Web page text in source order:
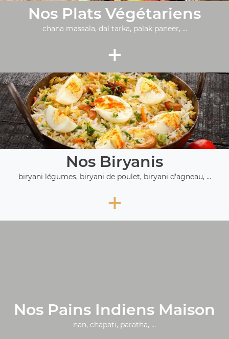
Nos Plats Végétariens
chana massala, dal tarka, palak paneer, ...
+
Nos Biryanis
biryani légumes, biryani de poulet, biryani d'agneau, ...
+
Nos Pains Indiens Maison
nan, chapati, paratha, ...